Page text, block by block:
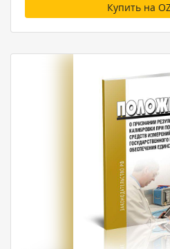
Купить на